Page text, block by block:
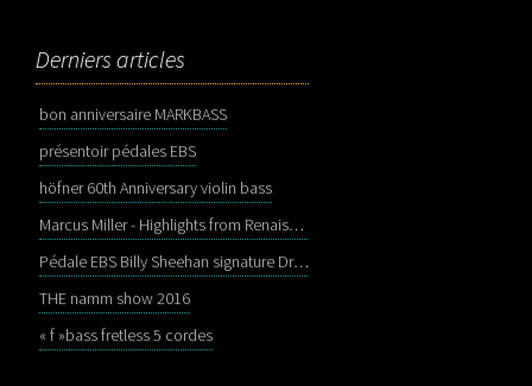
Derniers articles
bon anniversaire MARKBASS
présentoir pédales EBS
höfner 60th Anniversary violin bass
Marcus Miller - Highlights from Renaissance
Pédale EBS Billy Sheehan signature Drive Deluxe
THE namm show 2016
« f »bass fretless 5 cordes